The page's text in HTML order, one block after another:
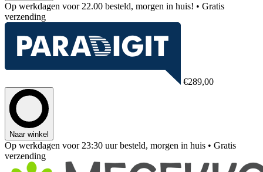
Op werkdagen voor 22.00 besteld, morgen in huis! • Gratis
verzending
€289,00
Naar winkel
Op werkdagen voor 23:30 uur besteld, morgen in huis • Gratis
verzending